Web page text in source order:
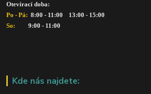
Otevírací doba:
Po - Pá: 8:00 - 11:00    13:00 - 15:00
So:
      9:00 - 11:00
Kde nás najdete: